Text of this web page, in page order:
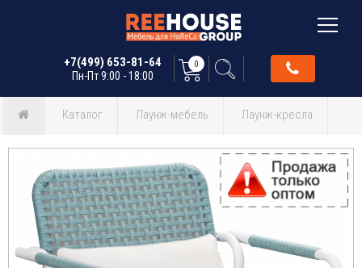
+7(499) 653-81-64
Пн-Пт 9:00 - 18:00
0
Каталог Лаунж-мебель Лаунж-кресла